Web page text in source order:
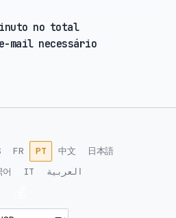
no total
e-mail necessário
FR PT 中文
日本語
어 IT العربية